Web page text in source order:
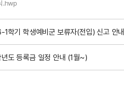
.hwp
학기 학생예비군 보류자(전입) 신고 안내
도 등록금 일정 안내 (1월~)